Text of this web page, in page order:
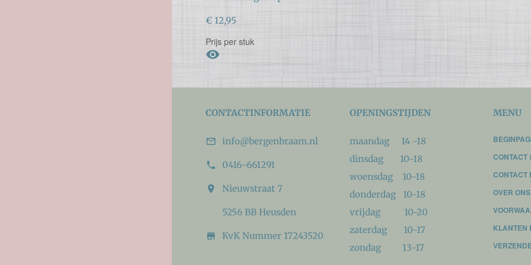
€ 12,95
Prijs per stuk

CONTACTINFORMATIE
 info@bergenbraam.nl
 0416-661291
 Nieuwstraat 7
5256 BB Heusden
 KvK Nummer 17243520
OPENINGSTIJDEN
maandag 14 -18
dinsdag 10-18
woensdag 10-18
donderdag 10-18
vrijdag 10-20
zaterdag 10-17
zondag 13-17
MENU
CONTACT
CONTACT
OVER ONS
KLANTEN